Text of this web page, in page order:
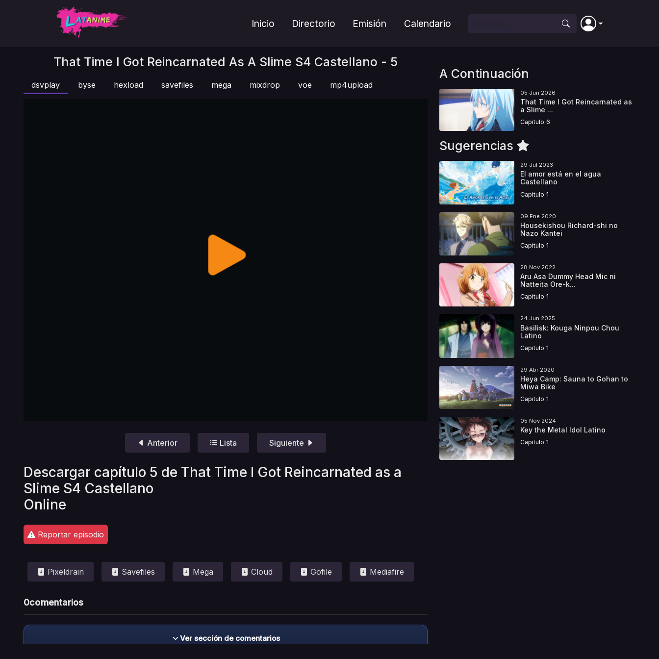
Inicio Directorio Emisión Calendario
That Time I Got Reincarnated As A Slime S4 Castellano - 5
dsvplay byse hexload savefiles mega mixdrop voe mp4upload
Anterior Lista Siguiente
Descargar capítulo 5 de That Time I Got Reincarnated as a
Slime S4 Castellano
Online
Reportar episodio
Pixeldrain Savefiles Mega Cloud Gofile Mediafire
0comentarios
Ver sección de comentarios
A Continuación
05 Jun 2026
That Time I Got Reincarnated as
a Slime ...
Capitulo 6
Sugerencias
29 Jul 2023
El amor está en el agua
Castellano
Capitulo 1
09 Ene 2020
Housekishou Richard-shi no
Nazo Kantei
Capitulo 1
28 Nov 2022
Aru Asa Dummy Head Mic ni
Natteita Ore-k...
Capitulo 1
24 Jun 2025
Basilisk: Kouga Ninpou Chou
Latino
Capitulo 1
29 Abr 2020
Heya Camp: Sauna to Gohan to
Miwa Bike
Capitulo 1
05 Nov 2024
Key the Metal Idol Latino
Capitulo 1